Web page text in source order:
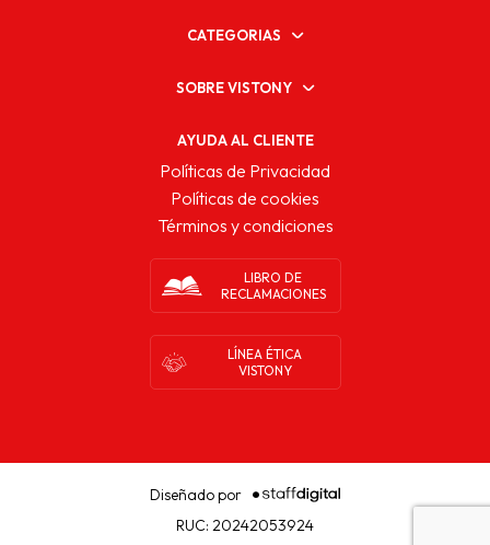
CATEGORIAS
SOBRE VISTONY
AYUDA AL CLIENTE
Políticas de Privacidad
Políticas de cookies
Términos y condiciones
LIBRO DE
RECLAMACIONES
LÍNEA ÉTICA
VISTONY
Diseñado por
RUC: 20242053924